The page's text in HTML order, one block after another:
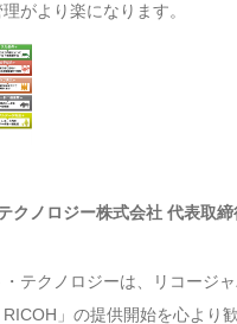
がより楽になります。
クノロジー株式会社 代表取
テクノロジーは、リコージ
」の提供開始を心より